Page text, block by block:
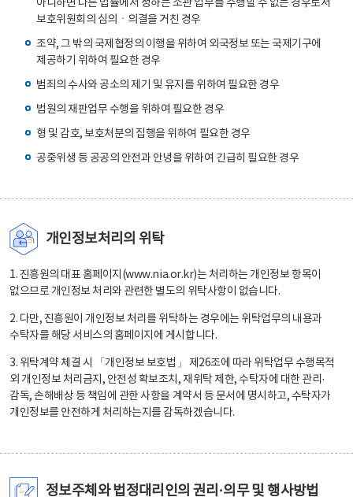
아니하면 다른 법률에서 정하는 소관 업무를 수행할 수 없는 경우로서
보호위원회의 심의ㆍ의결을 거친 경우
조약, 그 밖의 국제협정의 이행을 위하여 외국정보 또는 국제기구에
제공하기 위하여 필요한 경우
범죄의 수사와 공소의 제기 및 유지를 위하여 필요한 경우
법원의 재판업무 수행을 위하여 필요한 경우
형 및 감호, 보호처분의 집행을 위하여 필요한 경우
공중위생 등 공공의 안전과 안녕을 위하여 긴급히 필요한 경우
개인정보처리의 위탁
1. 진흥원의 대표 홈페이지(www.nia.or.kr)는 처리하는 개인정보 항목이
없으므로 개인정보 처리와 관련한 별도의 위탁사항이 없습니다.
2. 다만, 진흥원이 개인정보 처리를 위탁하는 경우에는 위탁업무의 내용과
수탁자를 해당 서비스의 홈페이지에 게시합니다.
3. 위탁계약 체결 시 「개인정보 보호법」 제26조에 따라 위탁업무 수행목적
외 개인정보 처리금지, 안전성 확보조치, 재위탁 제한, 수탁자에 대한 관리·
감독, 손해배상 등 책임에 관한 사항을 계약서 등 문서에 명시하고, 수탁자가
개인정보를 안전하게 처리하는지를 감독하겠습니다.
정보주체와 법정대리인의 권리·의무 및 행사방법